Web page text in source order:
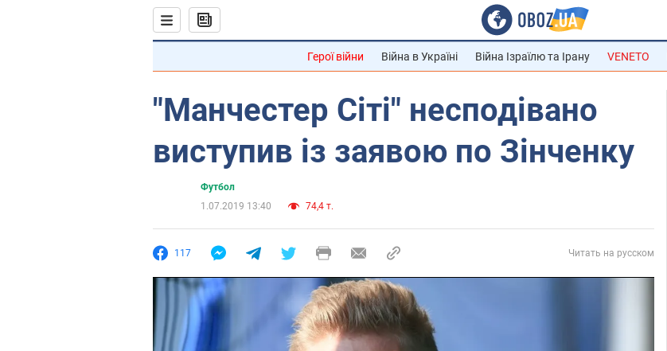
Герої війни Війна в Україні Війна Ізраїлю та Ірану VENETO
"Манчестер Сіті" несподівано
виступив із заявою по Зінченку
Футбол
1.07.2019 13:40
74,4 т.
117 Читать на русском